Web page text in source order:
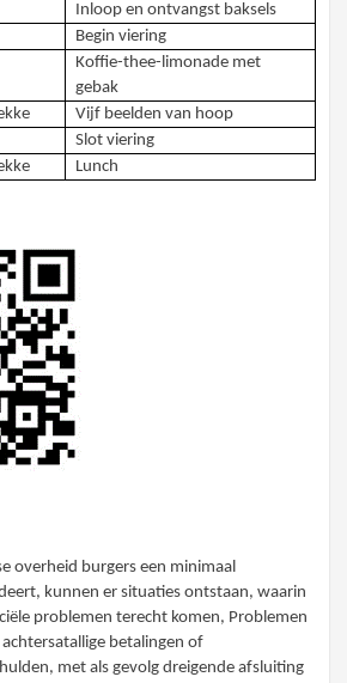
Inloop en ontvangst baksels
Begin viering
Koffie-thee-limonade met
gebak
Vijf beelden van hoop
Slot viering
Lunch
overheid burgers een minimaal
kunnen er situaties ontstaan, waarin
problemen terecht komen, Problemen
betalingen of
met als gevolg dreigende afsluiting